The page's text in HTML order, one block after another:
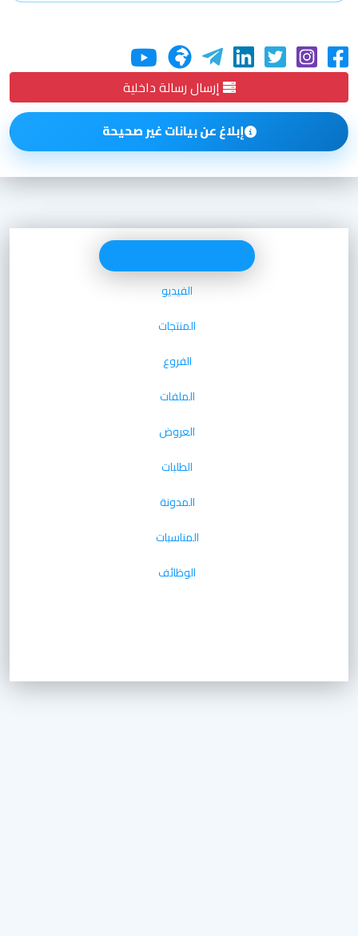
إرسال رسالة داخلية
إبلاغ عن بيانات غير صحيحة
الفيديو
المنتجات
الفروع
الملفات
العروض
الطلبات
المدونة
المناسبات
الوظائف